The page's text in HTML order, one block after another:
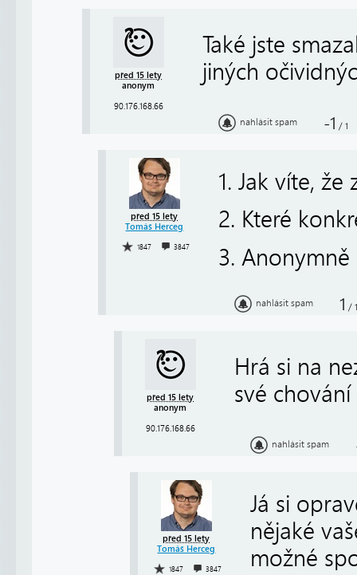
před 15 lety
anonym
90.176.168.66
Také jste
jiných
nahlásit spam -1 / 1
před 15 lety
Tomáš Herceg
1847 3847
1. Jak víte, že
2. Které
3.
nahlásit spam 1 / 1
před 15 lety
anonym
90.176.168.66
Hrá si na
své
nahlásit spam
před 15 lety
Tomáš Herceg
1847 3847
Já si
nějaké
možné